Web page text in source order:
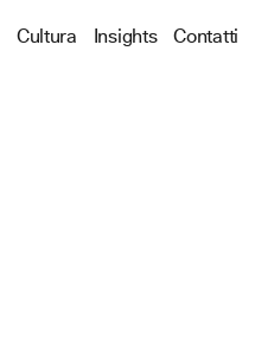
Cultura Insights Contatti